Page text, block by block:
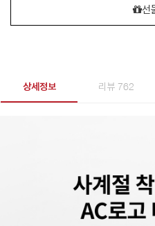
선
상세정보 리뷰 762